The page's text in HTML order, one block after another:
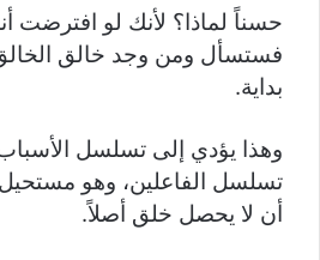
حسناً لماذا؟ لأنك لو افترضت
فستسأل ومن وجد خالق
بداية.
وهذا يؤدي إلى تسلسل
تسلسل الفاعلين، وهو مستحيل
أن لا يحصل خلق أصلاً.